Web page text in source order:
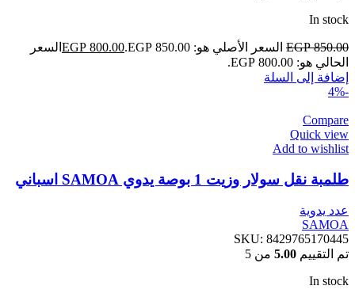
In stock
EGP850.00 السعر الأصلي هو: EGP 850.00. EGP 800.00
السعر
الحالي هو: EGP 800.00.
إضافة إلى السلة
-4%
Compare
Quick view
Add to wishlist
طلمبة نقل سولار وزيت 1 بوصة يدوي SAMOA اسباني
عدد يدوية
SAMOA
SKU: 8429765170445
تم التقييم 5.00 من 5
In stock